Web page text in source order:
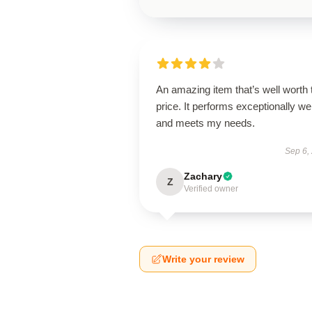
An amazing item that’s well worth
price. It performs exceptionally
and meets my needs.
Sep 6,
Z Zachary
Verified owner
Write your review